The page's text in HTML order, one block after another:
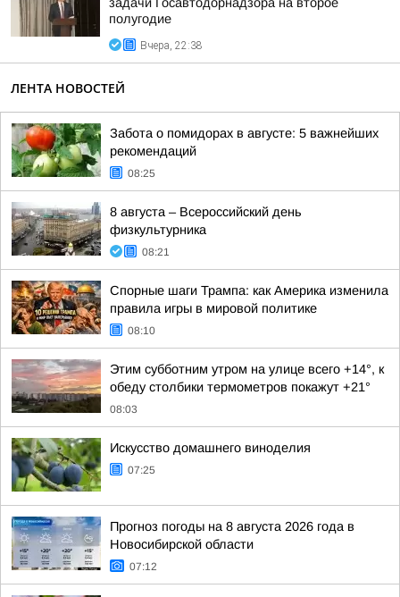
полугодие
Вчера, 22:38
ЛЕНТА НОВОСТЕЙ
Забота о помидорах в августе: 5 важнейших
рекомендаций
08:25
8 августа – Всероссийский день
физкультурника
08:21
Спорные шаги Трампа: как Америка изменила
правила игры в мировой политике
08:10
Этим субботним утром на улице всего +14°, к
обеду столбики термометров покажут +21°
08:03
Искусство домашнего виноделия
07:25
Прогноз погоды на 8 августа 2026 года в
Новосибирской области
07:12